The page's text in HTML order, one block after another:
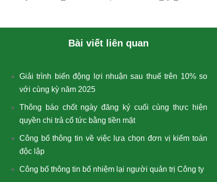
Bài viết liên quan
Giải trình biến động lợi nhuận sau thuế trên 10% so
với cùng kỳ năm 2025
Thông báo chốt ngày đăng ký cuối cùng thực hiện
quyền chi trả cổ tức bằng tiền mặt
Công bố thông tin về việc lựa chọn đơn vị kiểm toán
độc lập
Công bố thông tin bổ nhiệm lại người quản trị Công ty